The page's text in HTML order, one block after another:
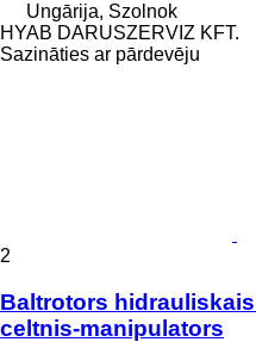
Ungārija, Szolnok
HYAB DARUSZERVIZ KFT.
Sazināties ar pārdevēju
2
Baltrotors
celtnis-manipulators